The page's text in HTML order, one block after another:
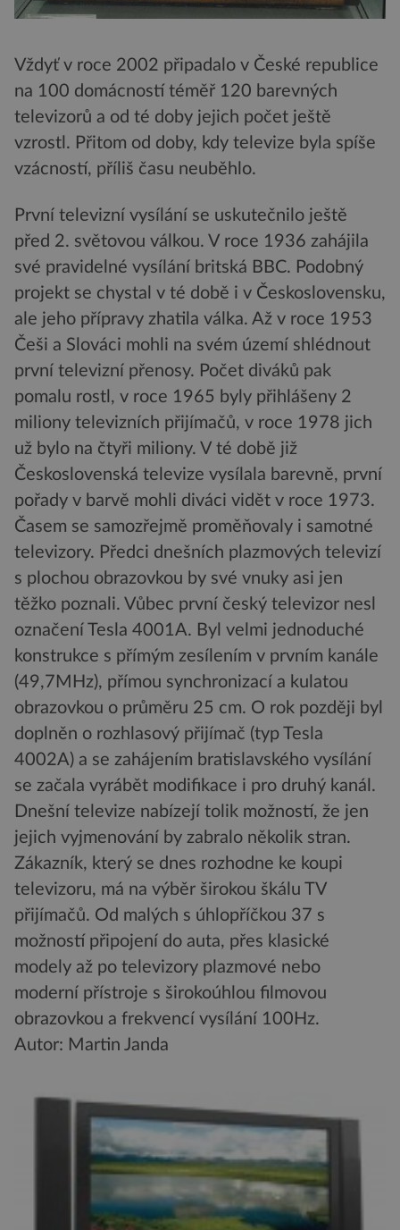
Vždyť v roce 2002 připadalo v České republice
na 100 domácností téměř 120 barevných
televizorů a od té doby jejich počet ještě
vzrostl. Přitom od doby, kdy televize byla spíše
vzácností, příliš času neuběhlo.
První televizní vysílání se uskutečnilo ještě
před 2. světovou válkou. V roce 1936 zahájila
své pravidelné vysílání britská BBC. Podobný
projekt se chystal v té době i v Československu,
ale jeho přípravy zhatila válka. Až v roce 1953
Češi a Slováci mohli na svém území shlédnout
první televizní přenosy. Počet diváků pak
pomalu rostl, v roce 1965 byly přihlášeny 2
miliony televizních přijímačů, v roce 1978 jich
už bylo na čtyři miliony. V té době již
Československá televize vysílala barevně, první
pořady v barvě mohli diváci vidět v roce 1973.
Časem se samozřejmě proměňovaly i samotné
televizory. Předci dnešních plazmových televizí
s plochou obrazovkou by své vnuky asi jen
těžko poznali. Vůbec první český televizor nesl
označení Tesla 4001A. Byl velmi jednoduché
konstrukce s přímým zesílením v prvním kanále
(49,7MHz), přímou synchronizací a kulatou
obrazovkou o průměru 25 cm. O rok později byl
doplněn o rozhlasový přijímač (typ Tesla
4002A) a se zahájením bratislavského vysílání
se začala vyrábět modifikace i pro druhý kanál.
Dnešní televize nabízejí tolik možností, že jen
jejich vyjmenování by zabralo několik stran.
Zákazník, který se dnes rozhodne ke koupi
televizoru, má na výběr širokou škálu TV
přijímačů. Od malých s úhlopříčkou 37 s
možností připojení do auta, přes klasické
modely až po televizory plazmové nebo
moderní přístroje s širokoúhlou filmovou
obrazovkou a frekvencí vysílání 100Hz.
Autor: Martin Janda